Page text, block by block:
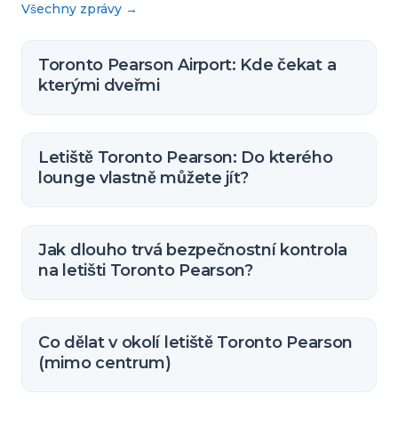
Všechny zprávy →
Toronto Pearson Airport: Kde čekat a
kterými dveřmi
Letiště Toronto Pearson: Do kterého
lounge vlastně můžete jít?
Jak dlouho trvá bezpečnostní kontrola
na letišti Toronto Pearson?
Co dělat v okolí letiště Toronto Pearson
(mimo centrum)